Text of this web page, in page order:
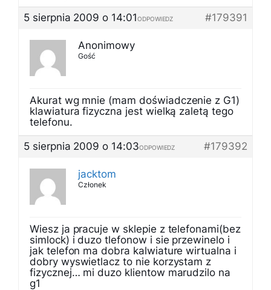
5 sierpnia 2009 o 14:01
#179391
ODPOWIEDZ
Anonimowy
Gość
Akurat wg mnie (mam doświadczenie z G1)
klawiatura fizyczna jest wielką zaletą tego
telefonu.
5 sierpnia 2009 o 14:03
#179392
ODPOWIEDZ
jacktom
Członek
Wiesz ja pracuje w sklepie z telefonami(bez
simlock) i duzo tlefonow i sie przewinelo i
jak telefon ma dobra kalwiature wirtualna i
dobry wyswietlacz to nie korzystam z
fizycznej… mi duzo klientow marudzilo na
g1